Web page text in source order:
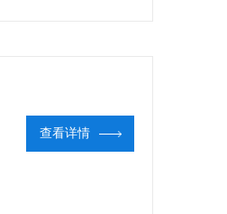
查看详情